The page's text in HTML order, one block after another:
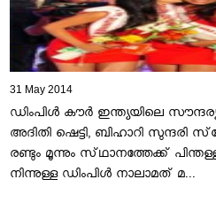
31 May 2014
ഡിംപിള്‍ കൗര്‍ ഇന്ത്യയിലെ
അദിതി ഷെട്ടി, ബിഹാറി സുന്ദരി
രണ്ടും മൂന്നും സ്‌ഥാനത്തേക്ക്‌
നിന്നുള്ള ഡിംപിള്‍ നാലാമത്‌ മ...